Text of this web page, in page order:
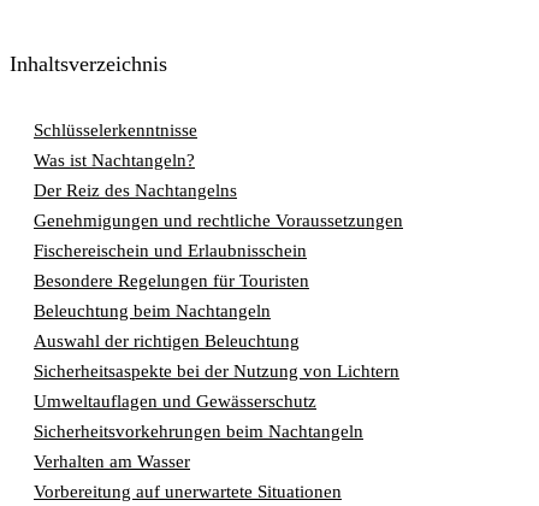
Inhaltsverzeichnis
Schlüsselerkenntnisse
Was ist Nachtangeln?
Der Reiz des Nachtangelns
Genehmigungen und rechtliche Voraussetzungen
Fischereischein und Erlaubnisschein
Besondere Regelungen für Touristen
Beleuchtung beim Nachtangeln
Auswahl der richtigen Beleuchtung
Sicherheitsaspekte bei der Nutzung von Lichtern
Umweltauflagen und Gewässerschutz
Sicherheitsvorkehrungen beim Nachtangeln
Verhalten am Wasser
Vorbereitung auf unerwartete Situationen